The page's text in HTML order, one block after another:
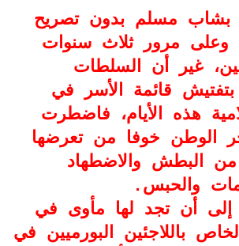
بشاب مسلم بدون تصريح
وعلى مرور ثلاث سنوات
غير أن السلطات
بتفتيش قائمة الأسر في
هذه الأيام، فاضطرت
الوطن خوفا من تعرضها
من البطش والاضطهاد
والحبس.
أن تجد لها مأوى في
باللاجئين البورميين في